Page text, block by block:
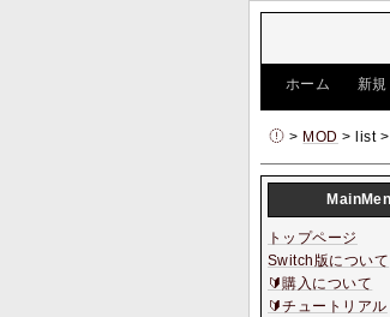
ホーム 新規
> MOD > list >
トップページ
Switch版について
🔰購入について
🔰チュートリアル